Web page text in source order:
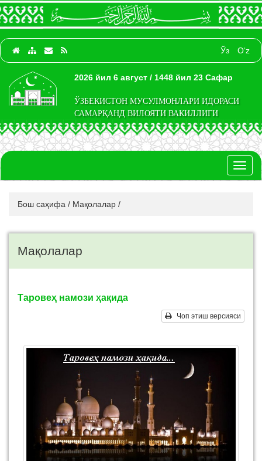
Ўз O‘z
2026 йил 6 август / 1448 йил 23 Сафар
ЎЗБЕКИСТОН МУСУЛМОНЛАРИ ИДОРАСИ
САМАРҚАНД ВИЛОЯТИ ВАКИЛЛИГИ
Бош саҳифа / Мақолалар /
Мақолалар
Таровеҳ намози ҳақида
Чоп этиш версияси